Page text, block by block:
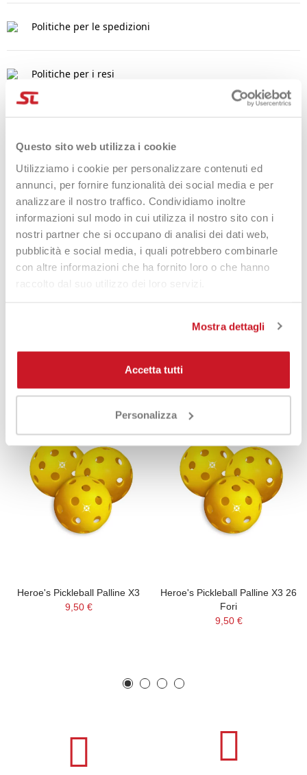
Questo sito web utilizza i cookie
Utilizziamo i cookie per personalizzare contenuti ed
annunci, per fornire funzionalità dei social media e per
analizzare il nostro traffico. Condividiamo inoltre
informazioni sul modo in cui utilizza il nostro sito con i
nostri partner che si occupano di analisi dei dati web,
pubblicità e social media, i quali potrebbero combinarle
con altre informazioni che ha fornito loro o che hanno
Mostra dettagli
Accetta tutti
Personalizza
Politiche per le spedizioni
Politiche per i resi
26 FORI, PESO 25 GR,
DIAMETRO 74 MM,
DUREZZA 50+/´-1D
Prodotti che potrebbero
interessarti
Heroe's Pickleball Palline X3
9,50 €
Heroe's Pickleball Palline X3 26
Fori
9,50 €